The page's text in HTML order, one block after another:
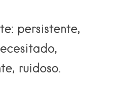
persistente,
ruidoso.